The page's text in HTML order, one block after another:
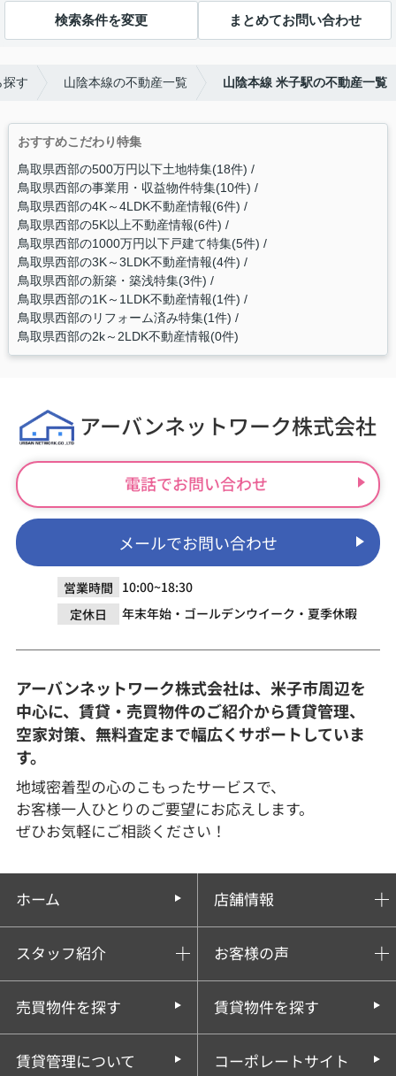
検索条件を変更 まとめてお問い合わせ
探す 山陰本線の不動産一覧 山陰本線 米子駅の不動産一覧
おすすめこだわり特集
鳥取県西部の500万円以下土地特集(18件)
鳥取県西部の事業用・収益物件特集(10件)
鳥取県西部の4K～4LDK不動産情報(6件)
鳥取県西部の5K以上不動産情報(6件)
鳥取県西部の1000万円以下戸建て特集(5件)
鳥取県西部の3K～3LDK不動産情報(4件)
鳥取県西部の新築・築浅特集(3件)
鳥取県西部の1K～1LDK不動産情報(1件)
鳥取県西部のリフォーム済み特集(1件)
鳥取県西部の2k～2LDK不動産情報(0件)
アーバンネットワーク株式会社
電話でお問い合わせ
メールでお問い合わせ
営業時間 10:00~18:30
定休日
年末年始・ゴールデンウイーク・夏季休暇
アーバンネットワーク株式会社は、米子市周辺を
中心に、賃貸・売買物件のご紹介から賃貸管理、
空家対策、無料査定まで幅広くサポートしていま
す。
地域密着型の心のこもったサービスで、
お客様一人ひとりのご要望にお応えします。
ぜひお気軽にご相談ください！
ホーム 店舗情報
スタッフ紹介 お客様の声
売買物件を探す 賃貸物件を探す
賃貸管理について コーポレートサイト